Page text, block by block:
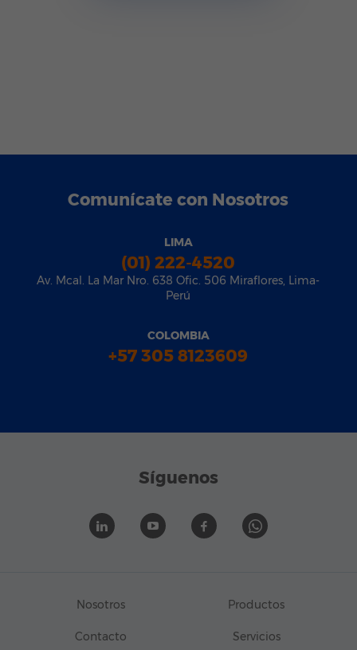
Comunícate con Nosotros
LIMA
(01) 222-4520
Av. Mcal. La Mar Nro. 638 Ofic. 506 Miraflores, Lima-
Perú
COLOMBIA
+57 305 8123609
Síguenos
Nosotros Productos
Contacto Servicios